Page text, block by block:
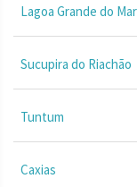
Lagoa Grande do
Sucupira do Riachão
Tuntum
Caxias